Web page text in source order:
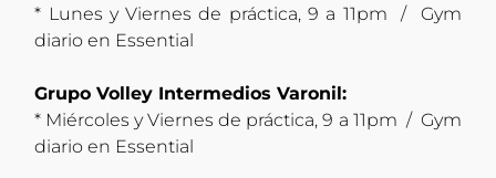
* Lunes y Viernes de práctica, 9 a 11pm / Gym
diario en Essential
Grupo Volley Intermedios Varonil:
* Miércoles y Viernes de práctica, 9 a 11pm / Gym
diario en Essential